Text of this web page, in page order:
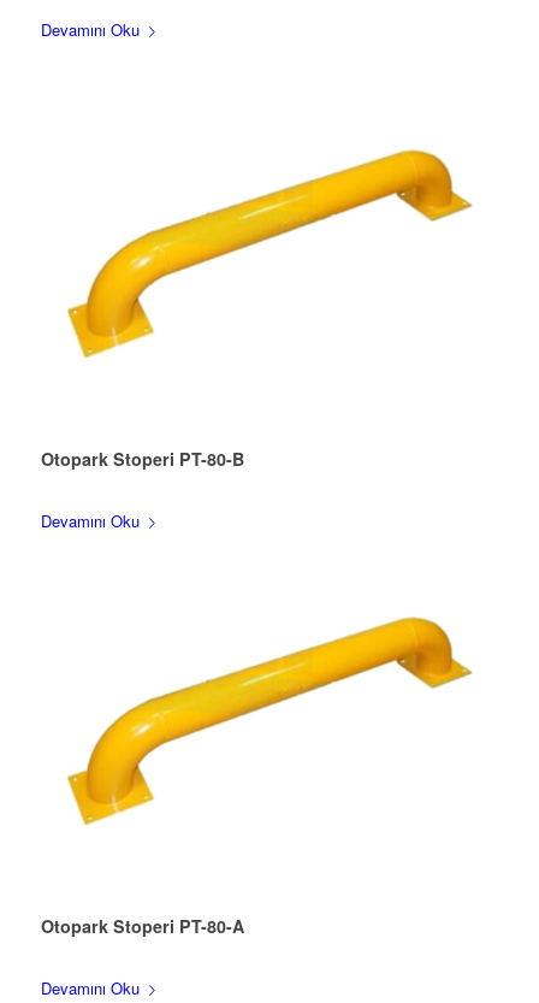
Devamını Oku
Otopark Stoperi PT-80-B
Devamını Oku
Otopark Stoperi PT-80-A
Devamını Oku